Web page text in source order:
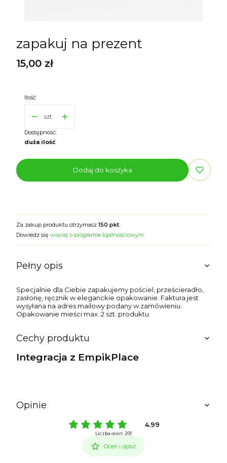
zapakuj na prezent
Cena
15,00 zł
Ilość
szt.
Dostępność:
duża ilość
Dodaj do koszyka
Za zakup produktu otrzymasz 150 pkt.
Dowiedz się więcej o programie lojalnościowym.
Pełny opis
Specjalnie dla Ciebie zapakujemy pościel, prześcieradło,
zasłonę, ręcznik w eleganckie opakowanie. Faktura jest
wysyłana na adres mailowy podany w zamówieniu.
Opakowanie mieści max. 2 szt. produktu
Cechy produktu
Integracja z EmpikPlace
Opinie
4.99
Liczba ocen: 201
Oceń i opisz